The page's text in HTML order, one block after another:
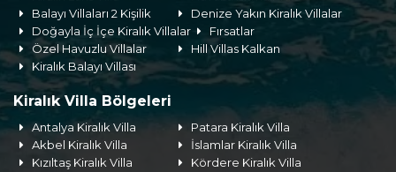
Balayı Villaları 2 Kişilik
Denize Yakın Kiralık Villalar
Doğayla İç İçe Kiralık Villalar
Fırsatlar
Özel Havuzlu Villalar
Hill Villas Kalkan
Kiralık Balayı Villası
Kiralık Villa Bölgeleri
Antalya Kiralık Villa
Patara Kiralık Villa
Akbel Kiralık Villa
İslamlar Kiralık Villa
Kızıltaş Kiralık Villa
Kördere Kiralık Villa